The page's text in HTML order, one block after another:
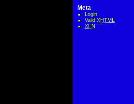
Meta
Login
Valid XHTML
XFN